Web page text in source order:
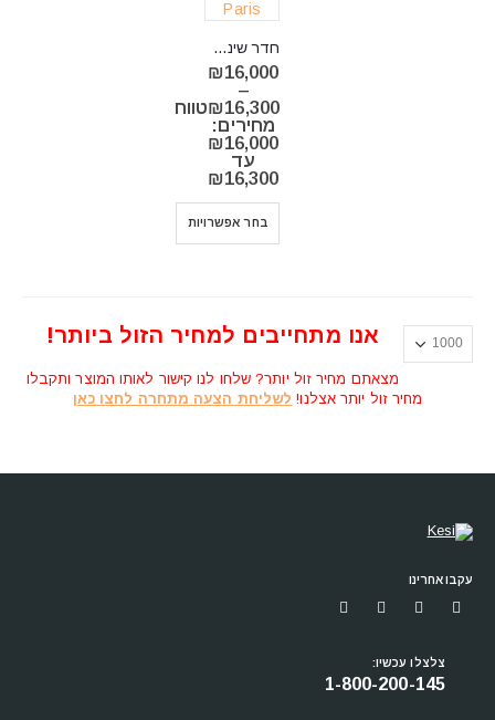
חדר שינה קומפלקט דגם Paris
₪16,000
–
₪16,300
טווח
מחירים:
עד
בחר אפשרויות
אנו מתחייבים למחיר הזול ביותר!
מצאתם מחיר זול יותר? שלחו לנו קישור לאותו המוצר ותקבלו
מחיר זול יותר אצלנו! לשליחת הצעה מתחרה לחצו כאן
עקבו אחרינו
צלצלו עכשיו:
1-800-200-145